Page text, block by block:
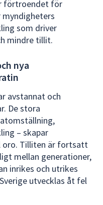
förtroendet för
som driver
mindre tillit.
nya
avstannat och
De stora
– skapar
oro. Tilliten är fortsatt
mellan generationer,
inrikes och utrikes
utvecklas åt fel